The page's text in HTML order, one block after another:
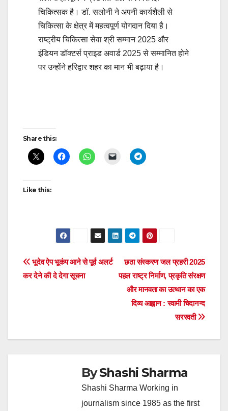
चिकित्सक है। डॉ. सलोनी ने अपनी कार्यशैली से
चिकित्सा के क्षेत्र में महत्वपूर्ण योगदान दिया है।
राष्ट्रीय चिकित्सा सेवा श्री सम्मान 2025 और
इंडियन डॉक्टर्स प्राइड अवार्ड 2025 से सम्मानित होने
पर उन्होंने हरिद्वार शहर का मान भी बढ़ाया है।
Post
navigation
Share this:
Like this:
Post
navigation
छठा संस्करण जल प्रहरी 2025
पहल राष्ट्र निर्माण, प्रकृति संरक्षण
और मानवता का उत्थान का एक
दिव्य आह्वान : स्वामी चिदानन्द
सरस्वती
भूदेव ऐप भूकंप आने से पूर्व अलर्ट
कर देने की दे देगा सूचना
ByShashi Sharma
Shashi Sharma Working in
journalism since 1985 as the first